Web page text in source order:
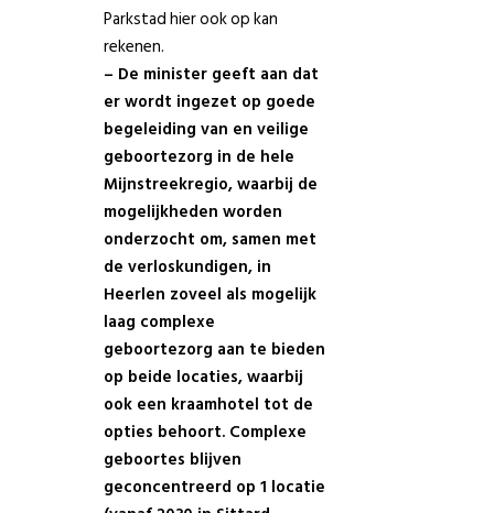
Parkstad hier ook op kan
rekenen.
– De minister geeft aan dat
er wordt ingezet op goede
begeleiding van en veilige
geboortezorg in de hele
Mijnstreekregio, waarbij de
mogelijkheden worden
onderzocht om, samen met
de verloskundigen, in
Heerlen zoveel als mogelijk
laag complexe
geboortezorg aan te bieden
op beide locaties, waarbij
ook een kraamhotel tot de
opties behoort. Complexe
geboortes blijven
geconcentreerd op 1 locatie